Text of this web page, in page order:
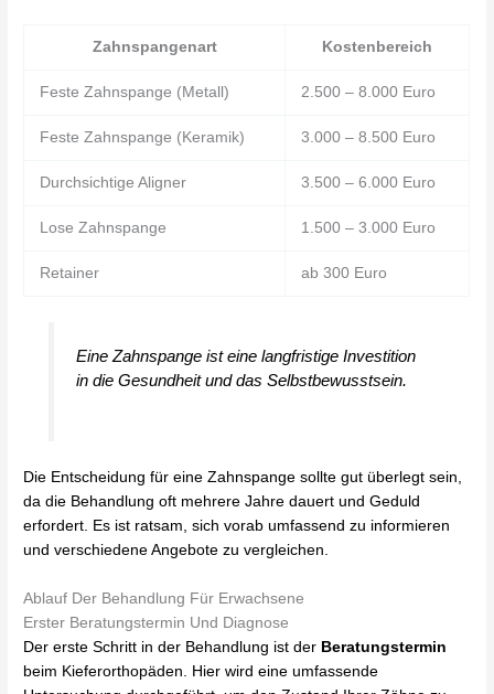
Zahnspangenart Kostenbereich
Feste Zahnspange (Metall) 2.500 – 8.000 Euro
Feste Zahnspange (Keramik) 3.000 – 8.500 Euro
Durchsichtige Aligner 3.500 – 6.000 Euro
Lose Zahnspange 1.500 – 3.000 Euro
Retainer ab 300 Euro
Eine Zahnspange ist eine langfristige Investition
in die Gesundheit und das Selbstbewusstsein.
Die Entscheidung für eine Zahnspange sollte gut überlegt sein,
da die Behandlung oft mehrere Jahre dauert und Geduld
erfordert. Es ist ratsam, sich vorab umfassend zu informieren
und verschiedene Angebote zu vergleichen.
Ablauf Der Behandlung Für Erwachsene
Erster Beratungstermin Und Diagnose
Der erste Schritt in der Behandlung ist der Beratungstermin
beim Kieferorthopäden. Hier wird eine umfassende